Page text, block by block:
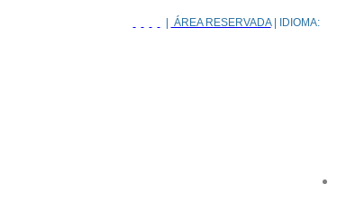
ÁREA RESERVADA| IDIOMA: